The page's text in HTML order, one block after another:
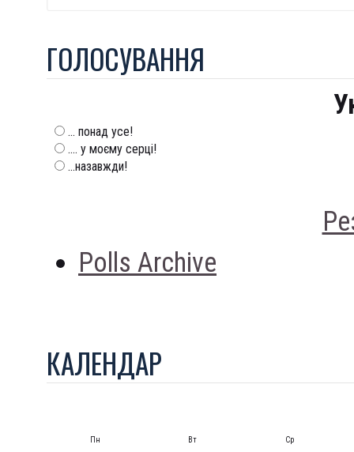
ГОЛОСУВАННЯ
... понад усе!
.... у моєму серці!
...назавжди!
Polls Archive
КАЛЕНДАР
Пн Вт Ср